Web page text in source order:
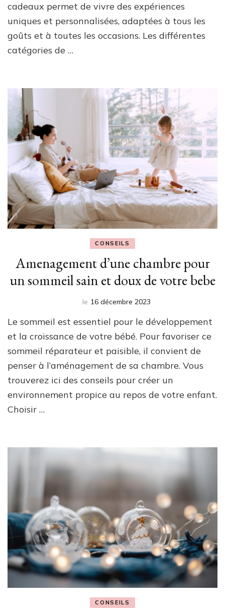
cadeaux permet de vivre des expériences
uniques et personnalisées, adaptées à tous les
goûts et à toutes les occasions. Les différentes
catégories de …
CONSEILS
Amenagement d’une chambre pour
un sommeil sain et doux de votre bebe
le 16 décembre 2023
Le sommeil est essentiel pour le développement
et la croissance de votre bébé. Pour favoriser ce
sommeil réparateur et paisible, il convient de
penser à l’aménagement de sa chambre. Vous
trouverez ici des conseils pour créer un
environnement propice au repos de votre enfant.
Choisir …
CONSEILS